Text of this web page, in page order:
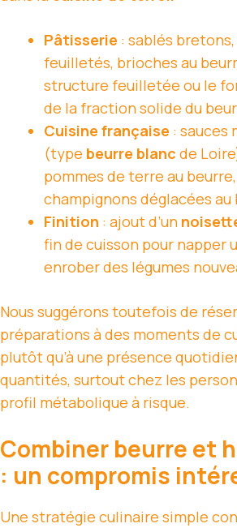
Pâtisserie : sablés
feuilletés, brioches au
structure feuilletée ou le
de la fraction solide du
Cuisine française : sauces
(type beurre blanc de
pommes de terre au
champignons déglacées
Finition : ajout d’un
fin de cuisson pour napper
enrober des légumes
Nous suggérons toutefois de
préparations à des moments de
plutôt qu’à une présence
quantités, surtout chez les
profil métabolique à risque.
Combiner beurre et
: un compromis
Une stratégie culinaire simple